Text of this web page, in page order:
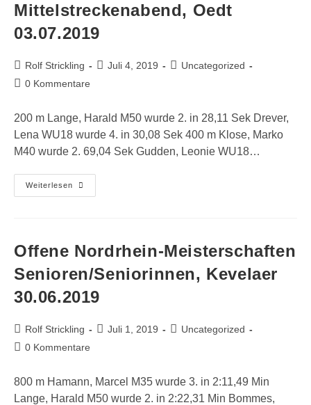
Mittelstreckenabend, Oedt
03.07.2019
Beitrags-
Autor:
Rolf Strickling
Beitrag
Juli 4, 2019
Beitrags-
Uncategorized
Beitrags-
0 Kommentare
200 m Lange, Harald M50 wurde 2. in 28,11 Sek Drever,
Lena WU18 wurde 4. in 30,08 Sek 400 m Klose, Marko
M40 wurde 2. 69,04 Sek Gudden, Leonie WU18…
Weiterlesen
Sprintpokal-
Und
Offene Nordrhein-Meisterschaften
Senioren/Seniorinnen, Kevelaer
30.06.2019
Beitrags-
Autor:
Rolf Strickling
Beitrag
Juli 1, 2019
Beitrags-
Uncategorized
Beitrags-
0 Kommentare
800 m Hamann, Marcel M35 wurde 3. in 2:11,49 Min
Lange, Harald M50 wurde 2. in 2:22,31 Min Bommes,